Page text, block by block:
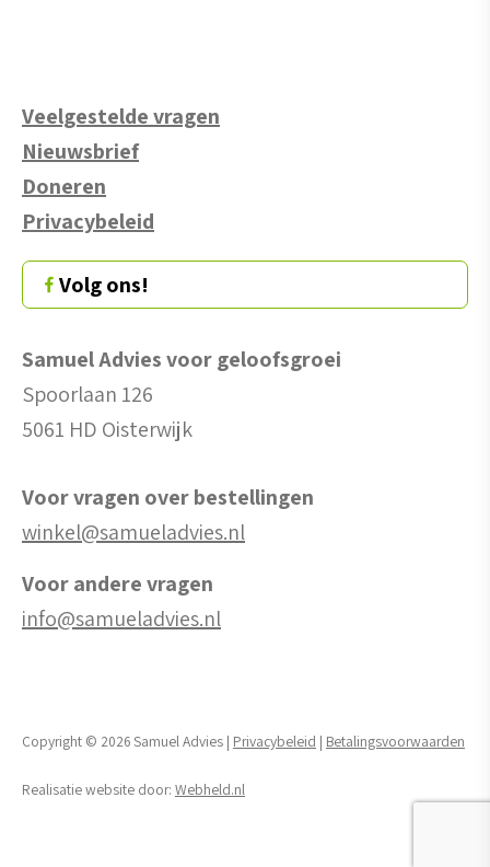
Veelgestelde vragen
Nieuwsbrief
Doneren
Privacybeleid
Volg ons!
Samuel Advies voor geloofsgroei
Spoorlaan 126
5061 HD Oisterwijk
Voor vragen over bestellingen
winkel@samueladvies.nl
Voor andere vragen
info@samueladvies.nl
Copyright © 2026 Samuel Advies | Privacybeleid | Betalingsvoorwaarden
Realisatie website door: Webheld.nl